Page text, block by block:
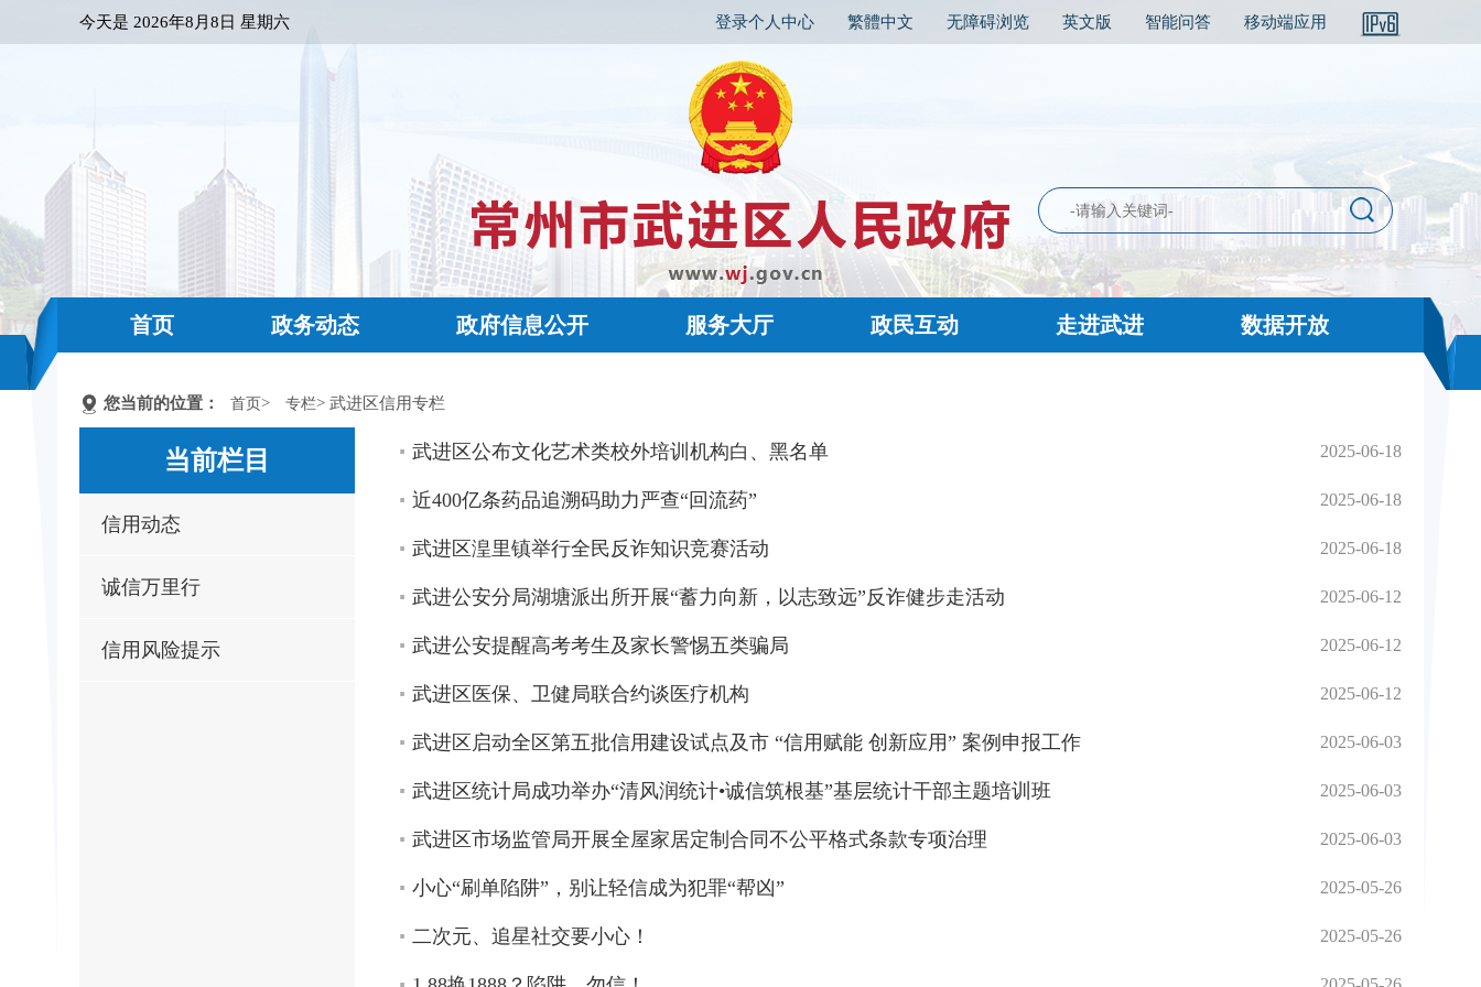
今天是 2026年8月8日 星期六 登录个人中心 繁體中文 无障碍浏览 英文版 智能问答 移动端应用
首页 政务动态 政府信息公开 服务大厅 政民互动 走进武进 数据开放
您当前的位置： 首页> 专栏> 武进区信用专栏
当前栏目
信用动态
诚信万里行
信用风险提示
武进区公布文化艺术类校外培训机构白、黑名单 2025-06-18
近400亿条药品追溯码助力严查“回流药” 2025-06-18
武进区湟里镇举行全民反诈知识竞赛活动 2025-06-18
武进公安分局湖塘派出所开展“蓄力向新，以志致远”反诈健步走活动 2025-06-12
武进公安提醒高考考生及家长警惕五类骗局 2025-06-12
武进区医保、卫健局联合约谈医疗机构 2025-06-12
武进区启动全区第五批信用建设试点及市 “信用赋能 创新应用” 案例申报工作 2025-06-03
武进区统计局成功举办“清风润统计•诚信筑根基”基层统计干部主题培训班 2025-06-03
武进区市场监管局开展全屋家居定制合同不公平格式条款专项治理 2025-06-03
小心“刷单陷阱”，别让轻信成为犯罪“帮凶” 2025-05-26
二次元、追星社交要小心！ 2025-05-26